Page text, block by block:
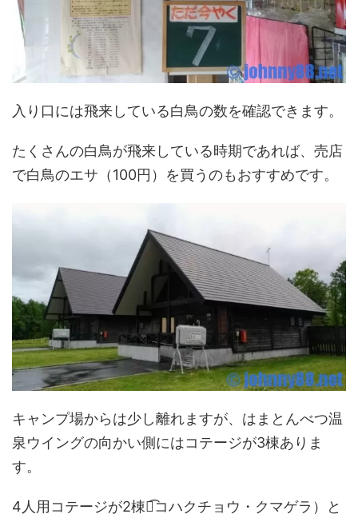
入り口には飛来している白鳥の数を確認できます。
たくさんの白鳥が飛来している時期であれば、売店
で白鳥のエサ（100円）を買うのもおすすめです。
キャンプ場からは少し離れますが、はまとんべつ温
泉ウイングの向かい側にはコテージが3棟ありま
す。
4人用コテージが2棟（͡コハクチョウ・クマゲラ）と